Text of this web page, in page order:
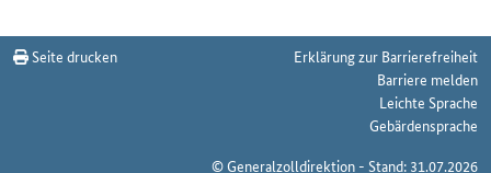
Seite drucken
Erklärung zur Barrierefreiheit
Barriere melden
Leichte Sprache
Gebärdensprache
© Generalzolldirektion - Stand: 31.07.2026